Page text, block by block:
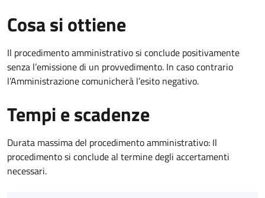
Cosa si ottiene
Il procedimento amministrativo si conclude positivamente
senza l’emissione di un provvedimento. In caso contrario
l’Amministrazione comunicherà l’esito negativo.
Tempi e scadenze
Durata massima del procedimento amministrativo: Il
procedimento si conclude al termine degli accertamenti
necessari.